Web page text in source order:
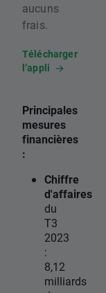
aucuns
frais.
Télécharger
l’appli
Principales
mesures
financières
:
Chiffre
d'affaires
du
T3
2023
:
8,12
milliards